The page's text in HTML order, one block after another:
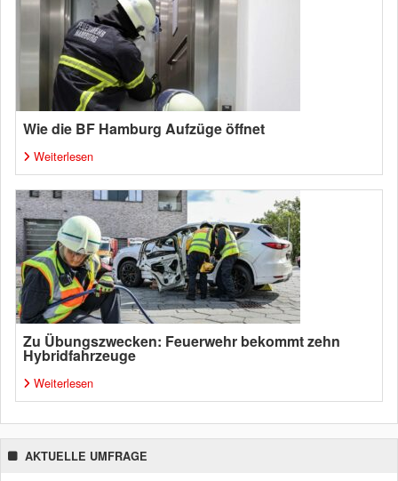
Wie die BF Hamburg Aufzüge öffnet
Weiterlesen
Zu Übungszwecken: Feuerwehr bekommt zehn
Hybridfahrzeuge
Weiterlesen
AKTUELLE UMFRAGE